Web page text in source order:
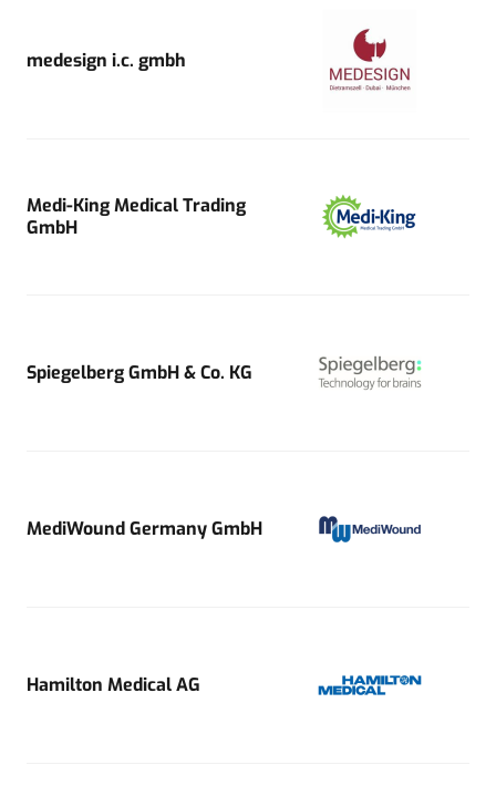
medesign i.c. gmbh
Medi-King Medical Trading
GmbH
Spiegelberg GmbH & Co. KG
MediWound Germany GmbH
Hamilton Medical AG